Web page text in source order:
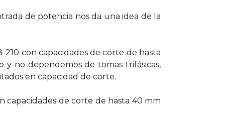
de potencia nos da una idea de la
con capacidades de corte de hasta
y no dependemos de tomas trifásicas,
en capacidad de corte.
capacidades de corte de hasta 40 mm